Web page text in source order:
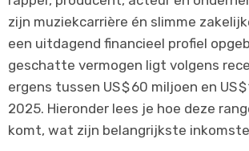
zijn muziekcarrière én slimme
een uitdagend financieel profiel
geschatte vermogen ligt volgens
ergens tussen US $ 60 miljoen en US
2025. Hieronder lees je hoe deze
komt, wat zijn belangrijkste